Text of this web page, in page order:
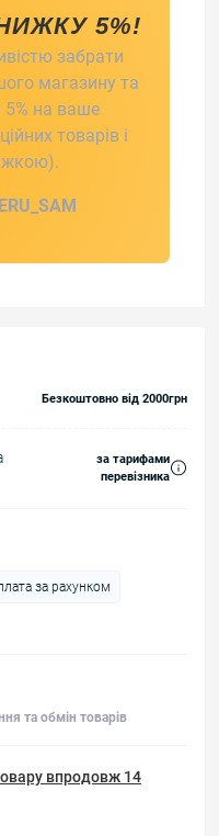
5%!
забрати
магазину та
на ваше
товарів і
Безкоштовно від 2000грн
за тарифами
перевізника
за рахунком
та обмін товарів
впродовж 14